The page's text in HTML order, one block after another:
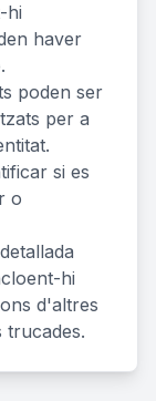
hi
haver
poden ser
per a
si es
o
hi
d'altres
trucades.